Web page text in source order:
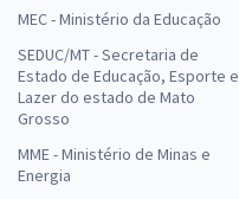
MEC - Ministério da Educação
SEDUC/MT - Secretaria de
Estado de Educação, Esporte e
Lazer do estado de Mato
Grosso
MME - Ministério de Minas e
Energia